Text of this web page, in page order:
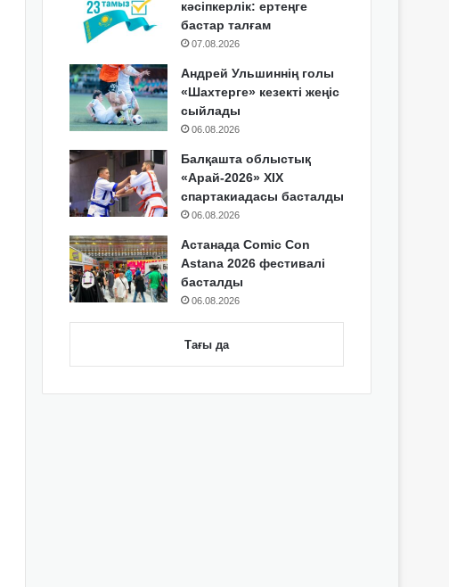
кәсіпкерлік: ертеңге
бастар талғам
07.08.2026
Андрей Ульшиннің голы
«Шахтерге» кезекті жеңіс
сыйлады
06.08.2026
Балқашта облыстық
«Арай-2026» XIX
спартакиадасы басталды
06.08.2026
Астанада Comic Con
Astana 2026 фестивалі
басталды
06.08.2026
Тағы да